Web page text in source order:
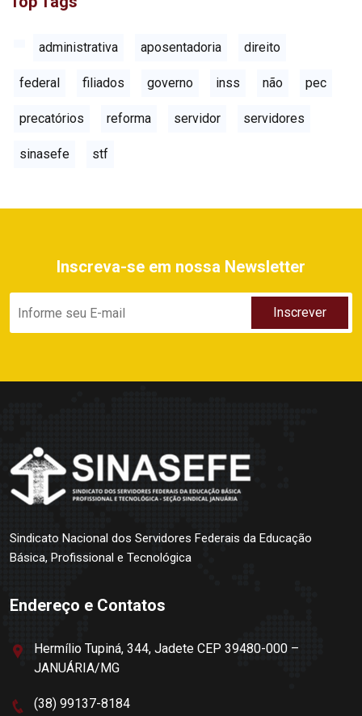
administrativa aposentadoria direito
federal filiados governo inss não pec
precatórios reforma servidor servidores
sinasefe stf
Inscreva-se em nossa Newsletter
Sindicato Nacional dos Servidores Federais da Educação
Básica, Profissional e Tecnológica
Endereço e Contatos
Hermílio Tupiná, 344, Jadete CEP 39480-000 –
JANUÁRIA/MG
(38) 99137-8184